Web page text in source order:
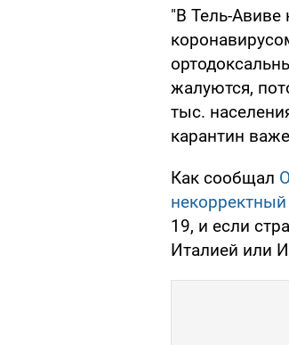
"В Тель-Авиве
жалуются,
тыс.
карантин
Как сообщал
19, и если
Италией или